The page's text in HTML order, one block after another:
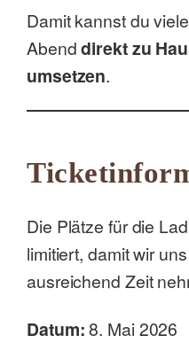
Damit kannst du
Abenddirekt zu
umsetzen.
Die Plätze für die
limitiert, damit wir
ausreichend Zeit
Datum:8. Mai 2026